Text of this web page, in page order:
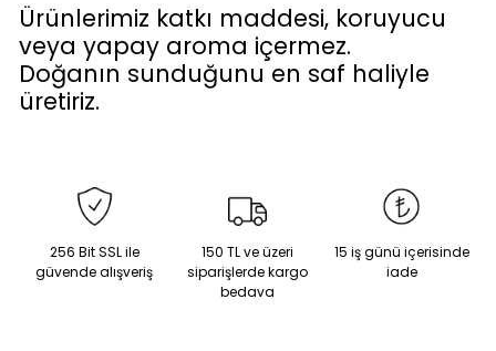
Ürünlerimiz katkı maddesi, koruyucu
veya yapay aroma içermez.
Doğanın sunduğunu en saf haliyle
üretiriz.
256 Bit SSL ile
güvende alışveriş
150 TL ve üzeri
siparişlerde kargo
bedava
15 iş günü içerisinde
iade